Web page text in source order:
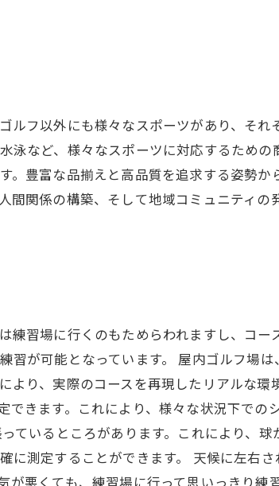
フ以外にも様々なスポーツがあり、そ
など、様々なスポーツに対応するため
。豊富な品揃えと高品質を追求する姿勢
関係の構築、そして地域コミュニティ
習場に行くのもためらわれますし、コー
が可能となっています。 屋内ゴルフ場
り、実際のコースを再現したリアルな環
きます。これにより、様々な状況下での
ているところがあります。これにより、
に測定することができます。 天候に左右
悪くても、練習場に行って思いっきり練